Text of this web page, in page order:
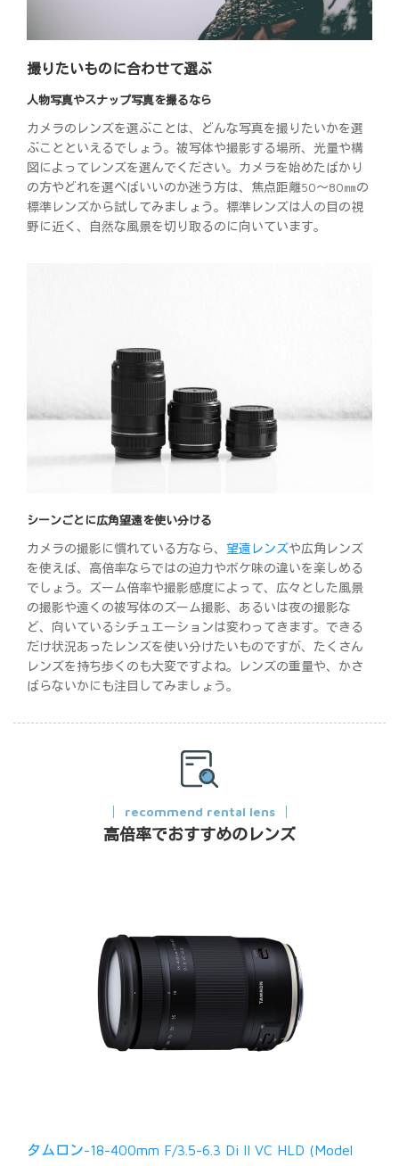
撮りたいものに合わせて選ぶ
人物写真やスナップ写真を撮るなら
カメラのレンズを選ぶことは、どんな写真を撮りたいかを選
ぶことといえるでしょう。被写体や撮影する場所、光量や構
図によってレンズを選んでください。カメラを始めたばかり
の方やどれを選べばいいのか迷う方は、焦点距離50～80㎜の
標準レンズから試してみましょう。標準レンズは人の目の視
野に近く、自然な風景を切り取るのに向いています。
シーンごとに広角望遠を使い分ける
カメラの撮影に慣れている方なら、 望遠レンズや広角レンズ
を使えば、高倍率ならではの迫力やボケ味の違いを楽しめる
でしょう。ズーム倍率や撮影感度によって、広々とした風景
の撮影や遠くの被写体のズーム撮影、あるいは夜の撮影な
ど、向いているシチュエーションは変わってきます。できる
だけ状況あったレンズを使い分けたいものですが、たくさん
レンズを持ち歩くのも大変ですよね。レンズの重量や、かさ
ばらないかにも注目してみましょう。
recommend rental lens
高倍率でおすすめのレンズ
タムロン-18-400mm F/3.5-6.3 Di II VC HLD (Model